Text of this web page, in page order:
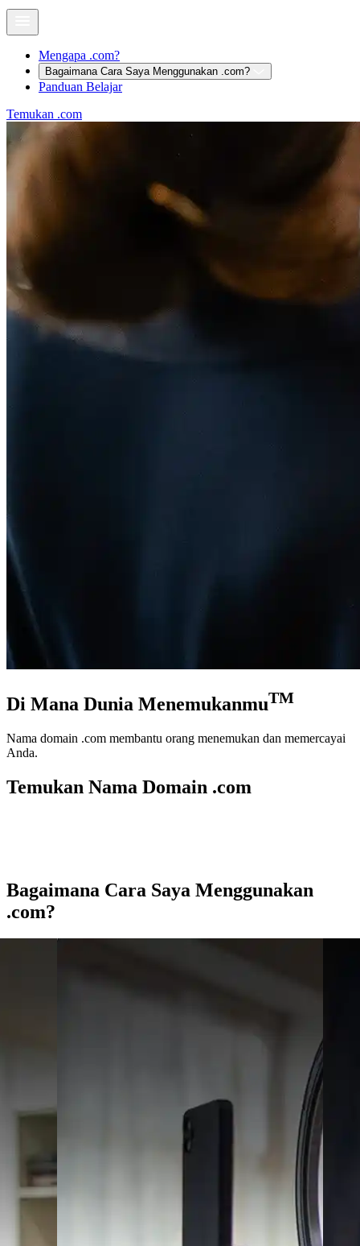
Mengapa .com?
Bagaimana Cara Saya Menggunakan .com?
Panduan Belajar
Temukan .com
Di Mana Dunia MenemukanmuTM
Nama domain .com membantu orang menemukan dan memercayai
Anda.
Temukan Nama Domain .com
Bagaimana Cara Saya Menggunakan
.com?